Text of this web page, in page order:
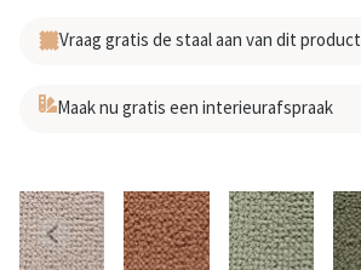
Vraag gratis de staal aan van dit product
Maak nu gratis een interieurafspraak